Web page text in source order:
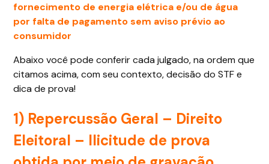
fornecimento de energia elétrica e/ou de água
por falta de pagamento sem aviso prévio ao
consumidor
Abaixo você pode conferir cada julgado, na ordem que
citamos acima, com seu contexto, decisão do STF e
dica de prova!
1) Repercussão Geral – Direito
Eleitoral – Ilicitude de prova